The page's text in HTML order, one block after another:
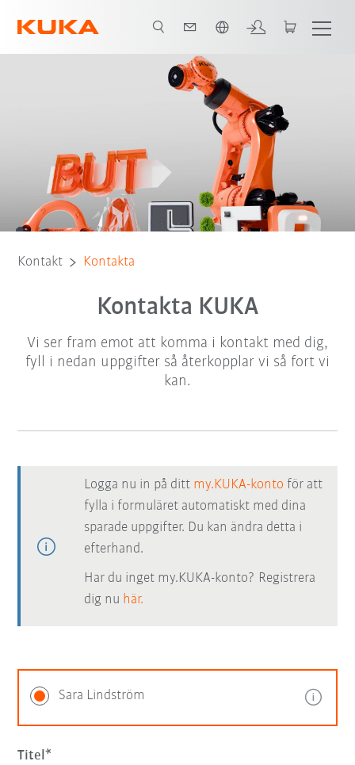
Kontakt Kontakta
Kontakta KUKA
Vi ser fram emot att komma i kontakt med dig,
fyll i nedan uppgifter så återkopplar vi så fort vi
kan.
Logga nu in på ditt my.KUKA-konto för att
fylla i formuläret automatiskt med dina
sparade uppgifter. Du kan ändra detta i
efterhand.
Har du inget my.KUKA-konto? Registrera
dig nu här.
Sara Lindström
Titel